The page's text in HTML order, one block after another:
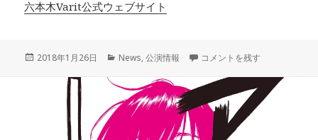
六本木Varit公式ウェブサイト
投
2018年1月26日
カ
ー
News,公演情報 3/9（金） ROPPONGI
コメントを残す